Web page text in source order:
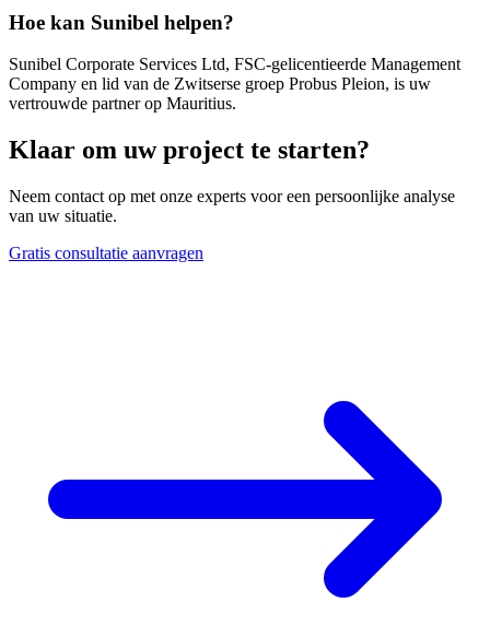
Hoe kan Sunibel helpen?
Sunibel Corporate Services Ltd, FSC-gelicentieerde Management
Company en lid van de Zwitserse groep Probus Pleion, is uw
vertrouwde partner op Mauritius.
Klaar om uw project te starten?
Neem contact op met onze experts voor een persoonlijke analyse
van uw situatie.
Gratis consultatie aanvragen